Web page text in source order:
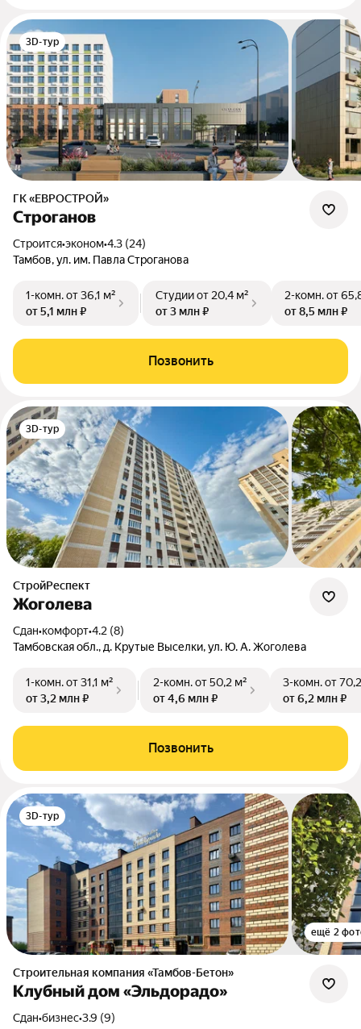
3D-тур
ГК «ЕВРОСТРОЙ»
Строганов
Строится•эконом•4.3 (24)
Тамбов, ул. им. Павла Строганова
1-комн.от 36,1 м²
от 5,1 млн ₽
Студииот 20,4 м²
от 3 млн ₽
2-комн.от
от 8,5 млн ₽
Позвонить
3D-тур
СтройРеспект
Жоголева
Сдан•комфорт•4.2 (8)
Тамбовская обл., д. Крутые Выселки, ул. Ю. А. Жоголева
1-комн.от 31,1 м²
от 3,2 млн ₽
2-комн.от 50,2 м²
от 4,6 млн ₽
3-комн.от
от 6,2 млн ₽
Позвонить
3D-тур
ещё 2
Строительная компания «Тамбов-Бетон»
Клубный дом «Эльдорадо»
Сдан•бизнес•3.9 (9)